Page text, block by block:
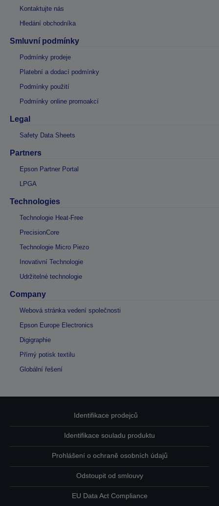
Kontaktujte nás
Hledání obchodníka
Smluvní podmínky
Podmínky prodeje
Platební a dodací podmínky
Podmínky použití
Podmínky online promoakcí
Legal
Safety Data Sheets
Partners
Epson Partner Portal
LPGA
Technologies
Technologie Heat-Free
PrecisionCore
Technologie Micro Piezo
Inovativní Technologie
Udržitelné technologie
Company
Webová stránka vedení společnosti
Epson Europe Electronics
Digigraphie
Přímý potisk textilu
Globální řešení
Identifikace prodejců
Identifikace souladu produktu
Prohlášení o ochraně osobních údajů
Odstoupit od smlouvy
EU Data Act Compliance